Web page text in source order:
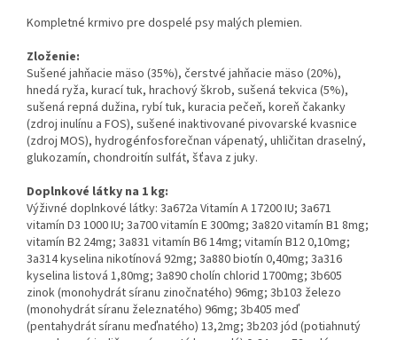
Kompletné krmivo pre dospelé psy malých plemien.
Zloženie:
Sušené jahňacie mäso (35%), čerstvé jahňacie mäso (20%),
hnedá ryža, kurací tuk, hrachový škrob, sušená tekvica (5%),
sušená repná dužina, rybí tuk, kuracia pečeň, koreň čakanky
(zdroj inulínu a FOS), sušené inaktivované pivovarské kvasnice
(zdroj MOS), hydrogénfosforečnan vápenatý, uhličitan draselný,
glukozamín, chondroitín sulfát, šťava z juky.
Doplnkové látky na 1 kg:
Výživné doplnkové látky: 3a672a Vitamín A 17200 IU; 3a671
vitamín D3 1000 IU; 3a700 vitamín E 300mg; 3a820 vitamín B1 8mg;
vitamín B2 24mg; 3a831 vitamín B6 14mg; vitamín B12 0,10mg;
3a314 kyselina nikotínová 92mg; 3a880 biotín 0,40mg; 3a316
kyselina listová 1,80mg; 3a890 cholín chlorid 1700mg; 3b605
zinok (monohydrát síranu zinočnatého) 96mg; 3b103 železo
(monohydrát síranu železnatého) 96mg; 3b405 meď
(pentahydrát síranu meďnatého) 13,2mg; 3b203 jód (potiahnutý